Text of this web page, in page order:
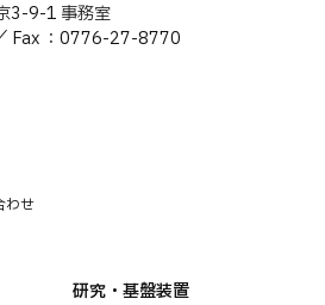
3-9-1 事務室
Fax ：0776-27-8770
わせ
研究・基盤装置